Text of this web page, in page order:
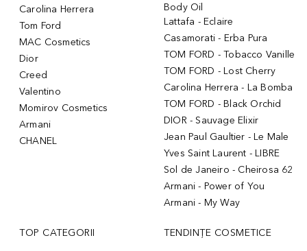
Carolina Herrera
Tom Ford
MAC Cosmetics
Dior
Creed
Valentino
Momirov Cosmetics
Armani
CHANEL
Body Oil
Lattafa - Eclaire
Casamorati - Erba Pura
TOM FORD - Tobacco Vanille
TOM FORD - Lost Cherry
Carolina Herrera - La Bomba
TOM FORD - Black Orchid
DIOR - Sauvage Elixir
Jean Paul Gaultier - Le Male
Yves Saint Laurent - LIBRE
Sol de Janeiro - Cheirosa 62
Armani - Power of You
Armani - My Way
TOP CATEGORII TENDINȚE COSMETICE